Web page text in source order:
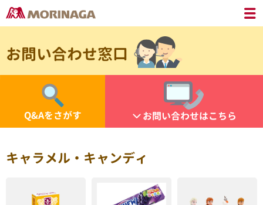
お問い合わせ窓口
Q&Aをさがす お問い合わせはこちら
キャラメル・キャンディ